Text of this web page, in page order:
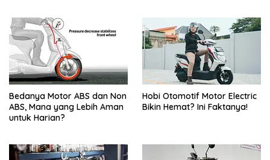
Bedanya Motor ABS dan Non
ABS, Mana yang Lebih Aman
untuk Harian?
Hobi Otomotif Motor Electric
Bikin Hemat? Ini Faktanya!